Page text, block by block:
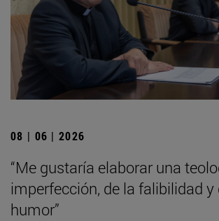
08 | 06 | 2026
“Me gustaría elaborar una
imperfección, de la falibilidad y
humor”